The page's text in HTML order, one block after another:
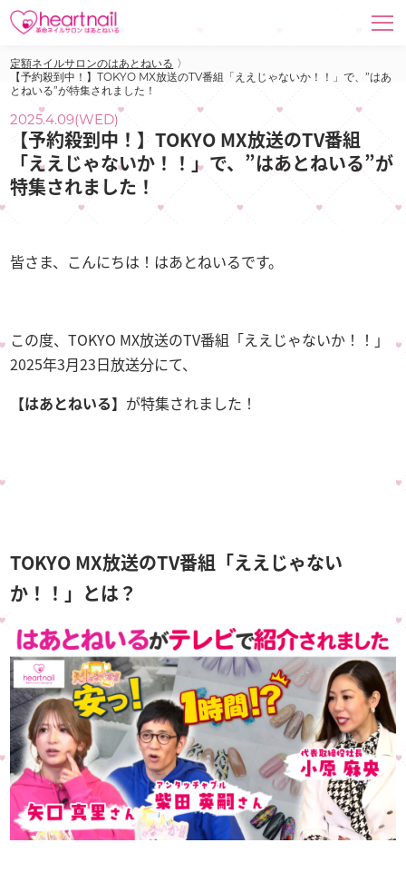
定額ネイルサロンのはあとねいる 〉
【予約殺到中！】TOKYO MX放送のTV番組「ええじゃないか！！」で、”はあ
とねいる”が特集されました！
2025.4.09(WED)
【予約殺到中！】TOKYO MX放送のTV番組
「ええじゃないか！！」で、”はあとねいる”が
特集されました！
皆さま、こんにちは！はあとねいるです。
この度、TOKYO MX放送のTV番組「ええじゃないか！！」
2025年3月23日放送分にて、
【はあとねいる】 が特集されました！
TOKYO MX放送のTV番組「ええじゃない
か！！」とは？